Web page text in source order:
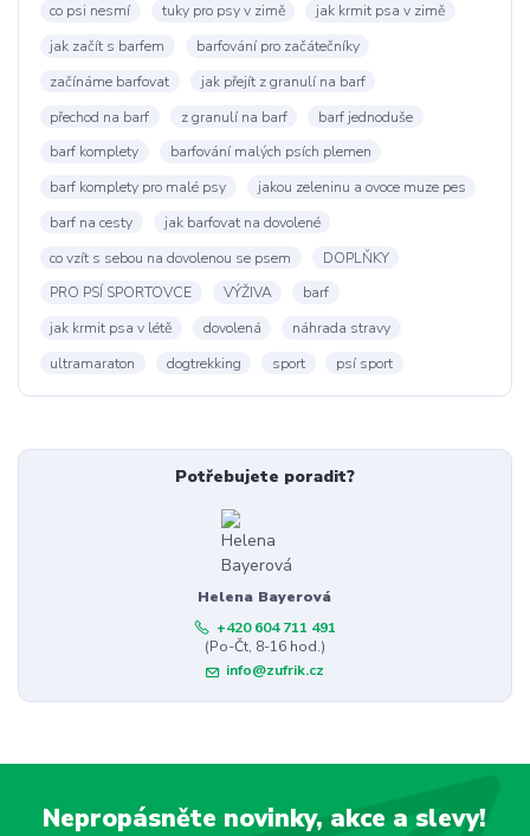
co psi nesmí
tuky pro psy v zimě
jak krmit psa v zimě
jak začít s barfem
barfování pro začátečníky
začínáme barfovat
jak přejít z granulí na barf
přechod na barf
z granulí na barf
barf jednoduše
barf komplety
barfování malých psích plemen
barf komplety pro malé psy
jakou zeleninu a ovoce muze pes
barf na cesty
jak barfovat na dovolené
co vzít s sebou na dovolenou se psem
DOPLŇKY
PRO PSÍ SPORTOVCE
VÝŽIVA
barf
jak krmit psa v létě
dovolená
náhrada stravy
ultramaraton
dogtrekking sport psí sport
Potřebujete poradit?
Helena Bayerová
+420 604 711 491
(Po-Čt, 8-16 hod.)
info@zufrik.cz
Nepropásněte novinky, akce a slevy!